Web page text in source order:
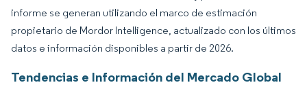
informe se generan utilizando el marco de estimación
propietario de Mordor Intelligence, actualizado con los últimos
datos e información disponibles a partir de 2026.
Tendencias e Información del Mercado Global